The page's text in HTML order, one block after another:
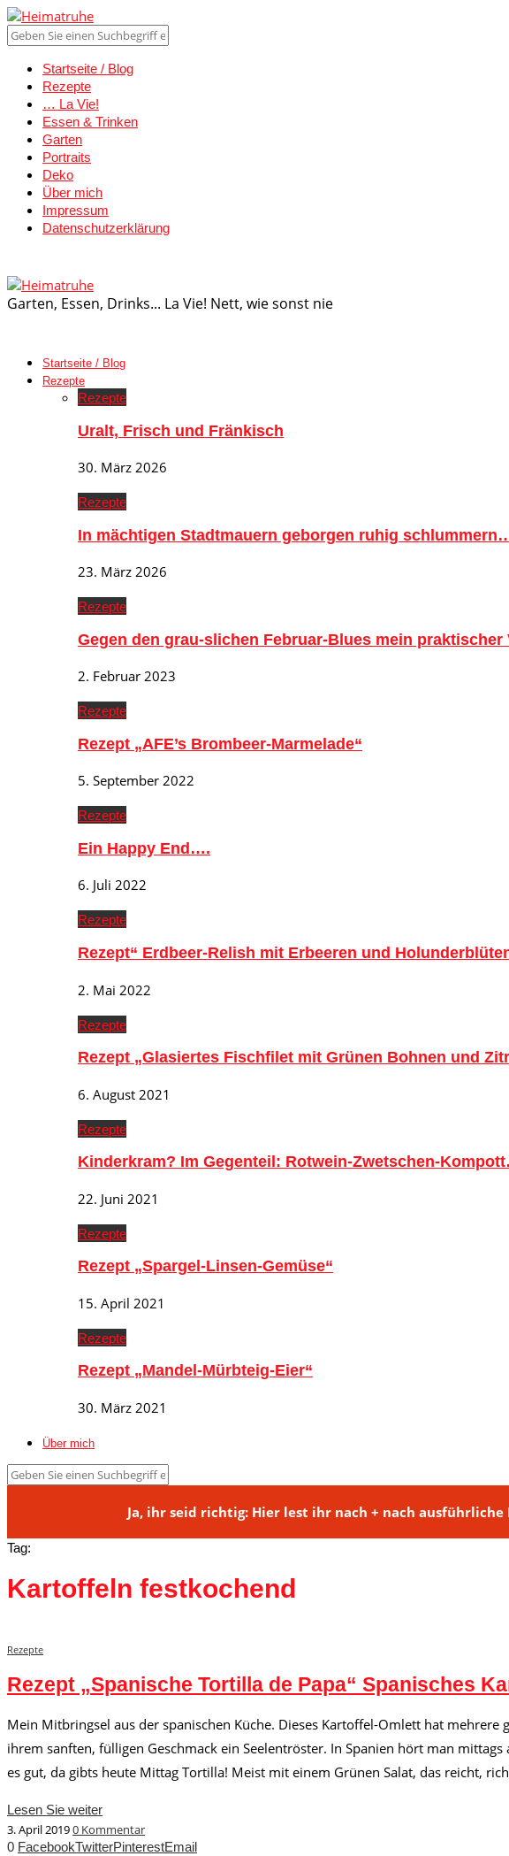
Startseite / Blog
Rezepte
… La Vie!
Essen & Trinken
Garten
Portraits
Deko
Über mich
Impressum
Datenschutzerklärung
Garten, Essen, Drinks... La Vie! Nett, wie sonst nie
Startseite / Blog
Rezepte
Rezepte
Uralt, Frisch und Fränkisch
30. März 2026
Rezepte
In mächtigen Stadtmauern geborgen ruhig
23. März 2026
Rezepte
Gegen den grau-slichen Februar-Blues mein praktischer
2. Februar 2023
Rezepte
Rezept „AFE’s Brombeer-Marmelade“
5. September 2022
Rezepte
Ein Happy End….
6. Juli 2022
Rezepte
Rezept“ Erdbeer-Relish mit Erbeeren und
2. Mai 2022
Rezepte
Rezept „Glasiertes Fischfilet mit Grünen Bohnen und
6. August 2021
Rezepte
Kinderkram? Im Gegenteil: Rotwein-Zwetschen-
22. Juni 2021
Rezepte
Rezept „Spargel-Linsen-Gemüse“
15. April 2021
Rezepte
Rezept „Mandel-Mürbteig-Eier“
30. März 2021
Über mich
Ja, ihr seid richtig: Hier lest ihr nach + nach ausführliche
Tag:
Kartoffeln festkochend
Rezepte
Rezept „Spanische Tortilla de Papa“ Spanisches
Mein Mitbringsel aus der spanischen Küche. Dieses Kartoffel-Omlett hat
ihrem sanften, fülligen Geschmack ein Seelentröster. In Spanien hört man
es gut, da gibts heute Mittag Tortilla! Meist mit einem Grünen Salat, das reicht,
Lesen Sie weiter
3. April 20190 Kommentar
0 FacebookTwitterPinterestEmail